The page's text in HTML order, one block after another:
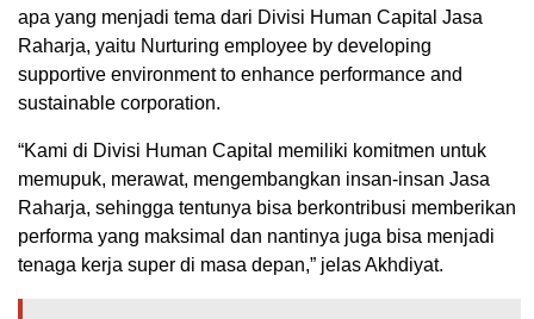
apa yang menjadi tema dari Divisi Human Capital Jasa
Raharja, yaitu Nurturing employee by developing
supportive environment to enhance performance and
sustainable corporation.
“Kami di Divisi Human Capital memiliki komitmen untuk
memupuk, merawat, mengembangkan insan-insan Jasa
Raharja, sehingga tentunya bisa berkontribusi memberikan
performa yang maksimal dan nantinya juga bisa menjadi
tenaga kerja super di masa depan,” jelas Akhdiyat.